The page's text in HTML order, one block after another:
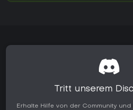
Tritt unserem
Erhalte Hilfe von der Community